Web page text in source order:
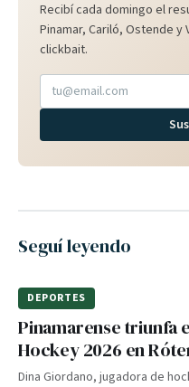
Recibí cada domingo el
Pinamar, Cariló, Ostende y
clickbait.
Seguí leyendo
DEPORTES
Pinamarense triunfa
Hockey 2026 en
Dina Giordano, jugadora de